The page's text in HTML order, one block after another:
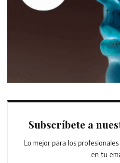
Subscríbete a
Lo mejor para los
en tu